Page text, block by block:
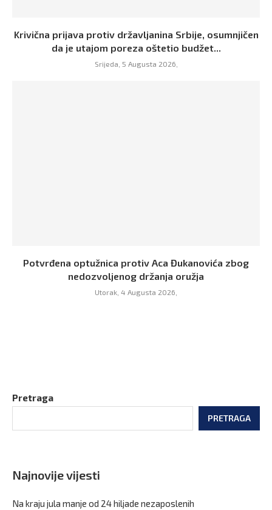
Krivična prijava protiv državljanina Srbije, osumnjičen
da je utajom poreza oštetio budžet...
Srijeda, 5 Augusta 2026,
Potvrđena optužnica protiv Aca Đukanovića zbog
nedozvoljenog držanja oružja
Utorak, 4 Augusta 2026,
Pretraga
PRETRAGA
Najnovije vijesti
Na kraju jula manje od 24 hiljade nezaposlenih